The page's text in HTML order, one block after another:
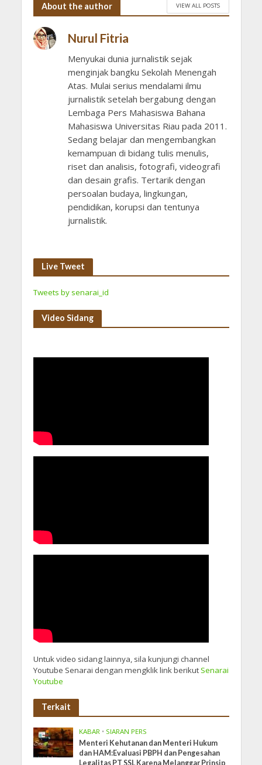
About the author VIEW ALL POSTS
Nurul Fitria
Menyukai dunia jurnalistik sejak
menginjak bangku Sekolah Menengah
Atas. Mulai serius mendalami ilmu
jurnalistik setelah bergabung dengan
Lembaga Pers Mahasiswa Bahana
Mahasiswa Universitas Riau pada 2011.
Sedang belajar dan mengembangkan
kemampuan di bidang tulis menulis,
riset dan analisis, fotografi, videografi
dan desain grafis. Tertarik dengan
persoalan budaya, lingkungan,
pendidikan, korupsi dan tentunya
jurnalistik.
Live Tweet
Tweets by senarai_id
Video Sidang
Untuk video sidang lainnya, sila kunjungi channel
Youtube Senarai dengan mengklik link berikutSenarai
Youtube
Terkait
KABAR • SIARAN PERS
Menteri Kehutanan dan Menteri Hukum
dan HAM:Evaluasi PBPH dan Pengesahan
Legalitas PT SSL Karena Melanggar Prinsip